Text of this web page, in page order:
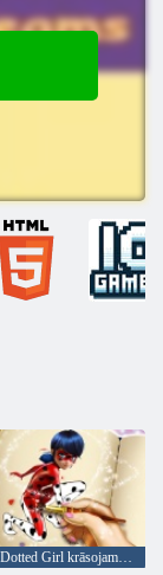
Dotted Girl krāsojamā grāmata